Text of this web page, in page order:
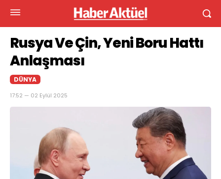
Rusya Ve Çin, Yeni Boru Hattı
Anlaşması
DÜNYA
17:52 — 02 Eylül 2025